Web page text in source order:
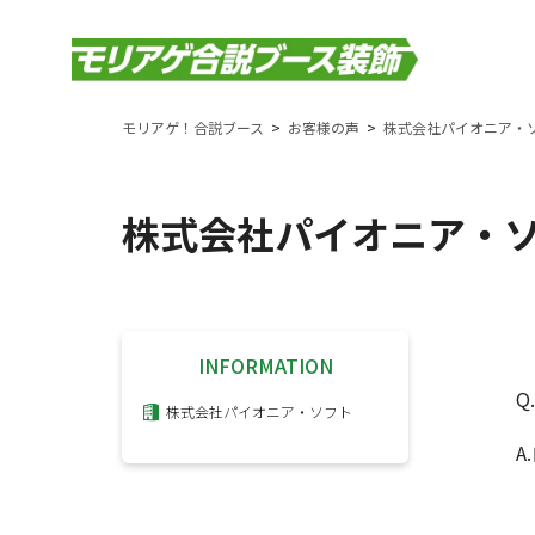
モリアゲ！合説ブース お客様の声 株式会社パイオニア・
株式会社パイオニア・
INFORMATION
株式会社パイオニア・ソフト